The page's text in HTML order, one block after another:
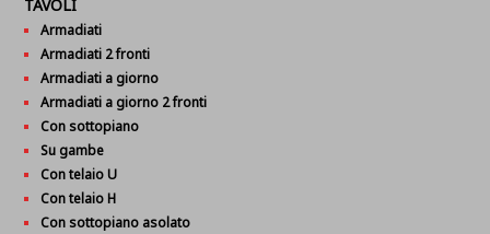
TAVOLI
Armadiati
Armadiati 2 fronti
Armadiati a giorno
Armadiati a giorno 2 fronti
Con sottopiano
Su gambe
Con telaio U
Con telaio H
Con sottopiano asolato